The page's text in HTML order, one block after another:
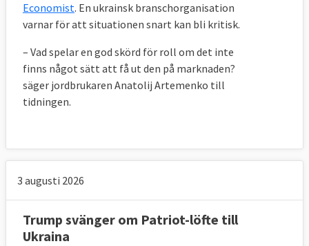
Economist. En ukrainsk branschorganisation
varnar för att situationen snart kan bli kritisk.
– Vad spelar en god skörd för roll om det inte
finns något sätt att få ut den på marknaden?
säger jordbrukaren Anatolij Artemenko till
tidningen.
3 augusti 2026
Trump svänger om Patriot-löfte till
Ukraina